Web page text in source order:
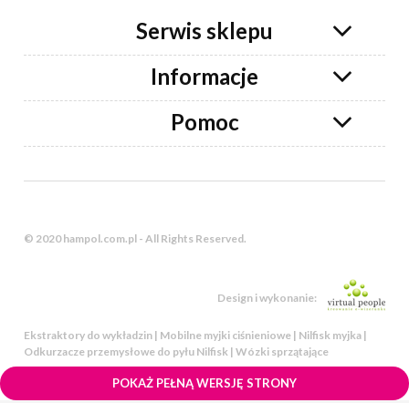
Serwis sklepu
Informacje
Pomoc
© 2020 hampol.com.pl - All Rights Reserved.
Design i wykonanie:
Ekstraktory do wykładzin | Mobilne myjki ciśnieniowe | Nilfisk myjka |
Odkurzacze przemysłowe do pyłu Nilfisk | Wózki sprzątające
POKAŻ PEŁNĄ WERSJĘ STRONY